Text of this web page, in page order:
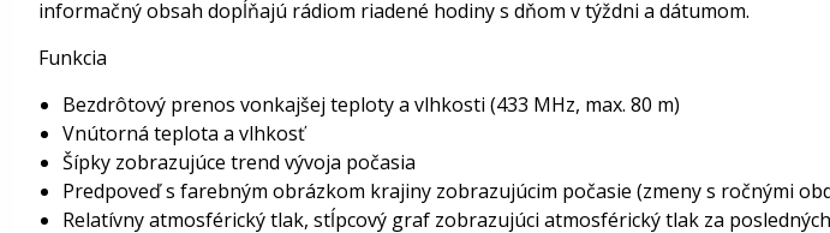
informačný obsah dopĺňajú rádiom riadené hodiny s dňom v týždni a dátumom.
Funkcia
Bezdrôtový prenos vonkajšej teploty a vlhkosti (433 MHz, max. 80 m)
Vnútorná teplota a vlhkosť
Šípky zobrazujúce trend vývoja počasia
Predpoveď s farebným obrázkom krajiny zobrazujúcim počasie (zmeny s ročnými
Relatívny atmosférický tlak, stĺpcový graf zobrazujúci atmosférický tlak za